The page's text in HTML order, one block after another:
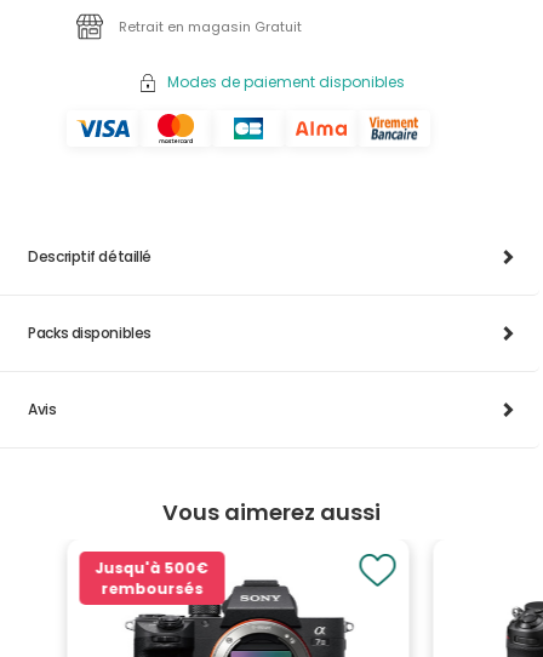
Retrait en magasin Gratuit
Modes de paiement disponibles
Descriptif détaillé
Packs disponibles
Avis
Vous aimerez aussi
Jusqu'à 500€
remboursés